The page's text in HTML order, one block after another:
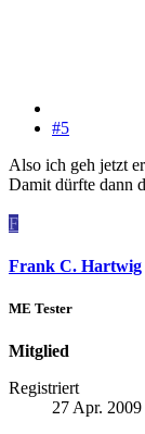
#5
Also ich geh jetzt
Damit dürfte dann
F
Frank C. Hartwig
ME Tester
Mitglied
Registriert
27 Apr. 2009